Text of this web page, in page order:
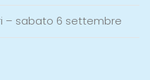
– sabato 6 settembre